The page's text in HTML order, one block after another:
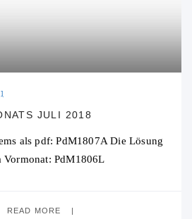
JULI 2018
als pdf: PdM1807A Die Lösung
Vormonat: PdM1806L
READ MORE